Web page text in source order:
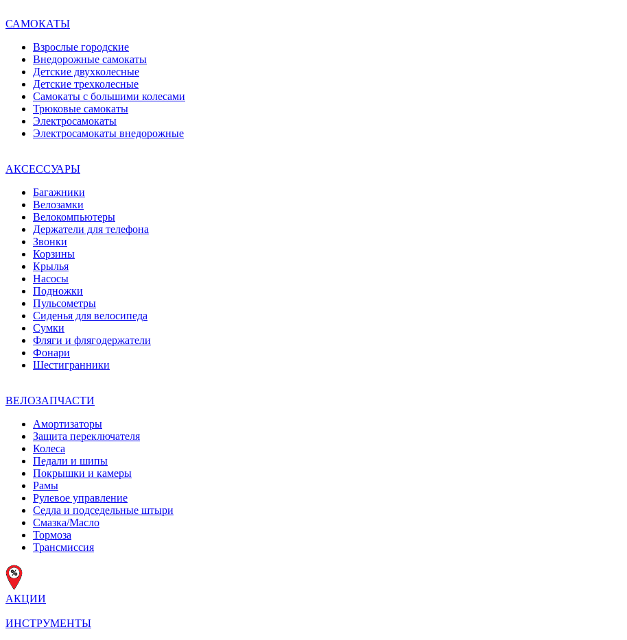
САМОКАТЫ
Взрослые городские
Внедорожные самокаты
Детские двухколесные
Детские трехколесные
Самокаты с большими колесами
Трюковые самокаты
Электросамокаты
Электросамокаты внедорожные
АКСЕССУАРЫ
Багажники
Велозамки
Велокомпьютеры
Держатели для телефона
Звонки
Корзины
Крылья
Насосы
Подножки
Пульсометры
Сиденья для велосипеда
Сумки
Фляги и флягодержатели
Фонари
Шестигранники
ВЕЛОЗАПЧАСТИ
Амортизаторы
Защита переключателя
Колеса
Педали и шипы
Покрышки и камеры
Рамы
Рулевое управление
Седла и подседельные штыри
Смазка/Масло
Тормоза
Трансмиcсия
АКЦИИ
ИНСТРУМЕНТЫ